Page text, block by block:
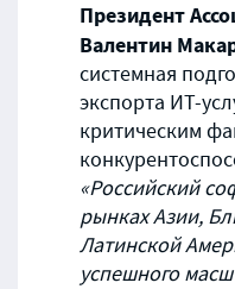
ПрезидентА
Валентин
системная
экспорта ИТ-
критическим
«Российский
рынках Азии,
Латинской
успешного